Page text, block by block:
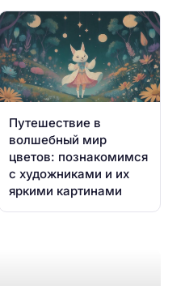
Путешествие в
волшебный мир
цветов: познакомимся
с художниками и их
яркими картинами